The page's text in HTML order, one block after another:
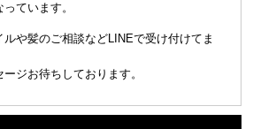
ています。
や髪のご相談などLINEで受け付けてま
ジお待ちしております。